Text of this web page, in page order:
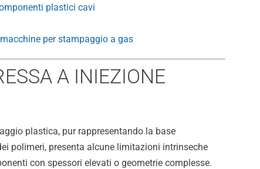
plastici cavi
per stampaggio a gas
A INIEZIONE
plastica, pur rappresentando la base
polimeri, presenta alcune limitazioni intrinseche
con spessori elevati o geometrie complesse.